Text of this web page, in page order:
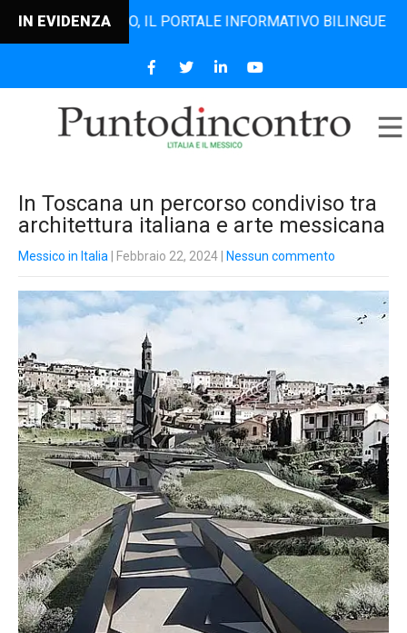
IN EVIDENZAIL PORTALE INFORMATIVO BILINGUE CHE
In Toscana un percorso condiviso tra
architettura italiana e arte messicana
Messico in Italia | Febbraio 22, 2024 Nessun commento